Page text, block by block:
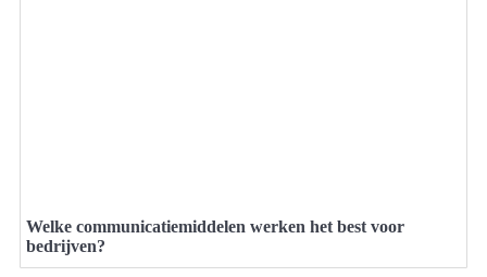
Welke communicatiemiddelen werken het best voor
bedrijven?